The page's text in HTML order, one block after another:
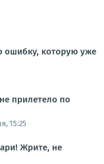
ошибку, которую уже
прилетело по
15:25
Жрите, не